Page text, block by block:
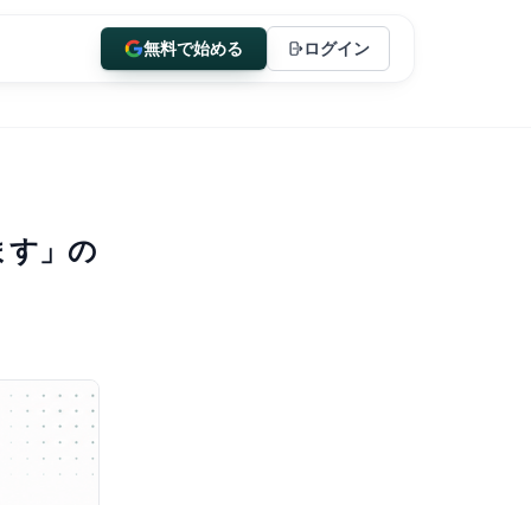
無料で始める ログイン
す」の